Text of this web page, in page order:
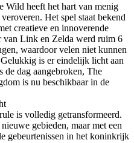
Wild heeft het hart van menig
Het spel staat bekend
creatieve en innoverende
van Link en Zelda werd ruim 6
waardoor velen niet kunnen
is er eindelijk licht aan
de dag aangebroken, The
is nu beschikbaar in de
is volledig getransformeerd.
gebieden, maar met een
gebeurtenissen in het koninkrijk